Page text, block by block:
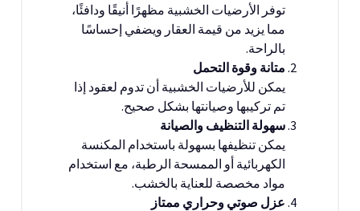
توفر الأرضيات الخشبية مظهرًا أنيقًا ودافئًا،
مما يزيد من قيمة العقار ويضفي إحساسًا
بالراحة.
متانة وقوة التحمل
يمكن للأرضيات الخشبية أن تدوم لعقود إذا
تم تركيبها وصيانتها بشكل صحيح.
سهولة التنظيف والصيانة
يمكن تنظيفها بسهولة باستخدام المكنسة
الكهربائية أو الممسحة الرطبة، مع استخدام
مواد مخصصة للعناية بالخشب.
عزل صوتي وحراري ممتاز